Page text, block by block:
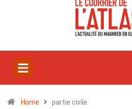
Home partie civile